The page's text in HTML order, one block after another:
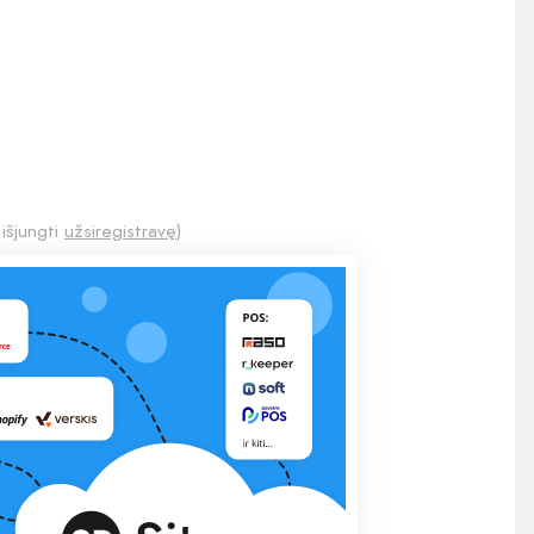
užsiregistravę)